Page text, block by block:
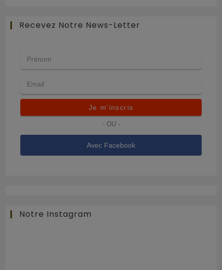
Recevez Notre News-Letter
Je m'inscris
- OU -
Avec Facebook
Notre Instagram